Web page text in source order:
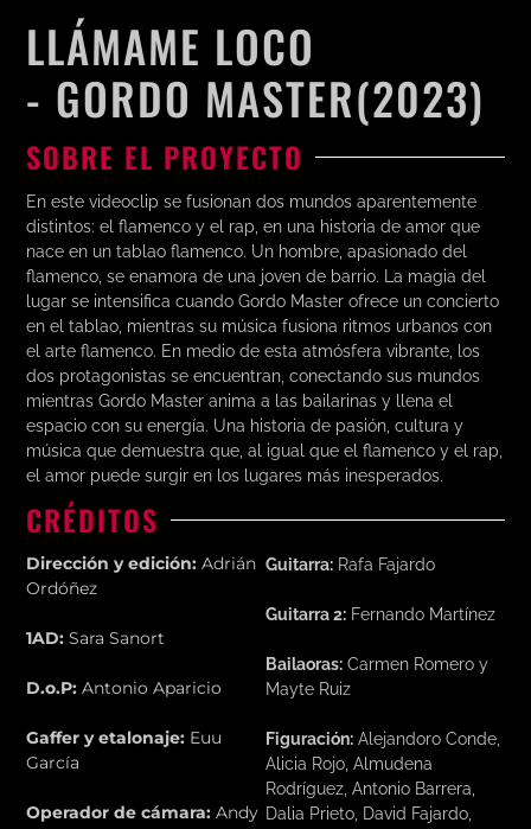
LLÁMAME LOCO
- GORDO MASTER(2023)
SOBRE EL PROYECTO
En este videoclip se fusionan dos mundos aparentemente
distintos: el flamenco y el rap, en una historia de amor que
nace en un tablao flamenco. Un hombre, apasionado del
flamenco, se enamora de una joven de barrio. La magia del
lugar se intensifica cuando Gordo Master ofrece un concierto
en el tablao, mientras su música fusiona ritmos urbanos con
el arte flamenco. En medio de esta atmósfera vibrante, los
dos protagonistas se encuentran, conectando sus mundos
mientras Gordo Master anima a las bailarinas y llena el
espacio con su energía. Una historia de pasión, cultura y
música que demuestra que, al igual que el flamenco y el rap,
el amor puede surgir en los lugares más inesperados.
CRÉDITOS
Dirección y edición: Adrián
Ordóñez
1AD: Sara Sanort
D.o.P: Antonio Aparicio
Gaffer y etalonaje: Euu
García
Operador de cámara: Andy
Guitarra: Rafa Fajardo
Guitarra 2: Fernando Martínez
Bailaoras: Carmen Romero y
Mayte Ruiz
Figuración: Alejandoro Conde,
Alicia Rojo, Almudena
Rodríguez, Antonio Barrera,
Dalia Prieto, David Fajardo,